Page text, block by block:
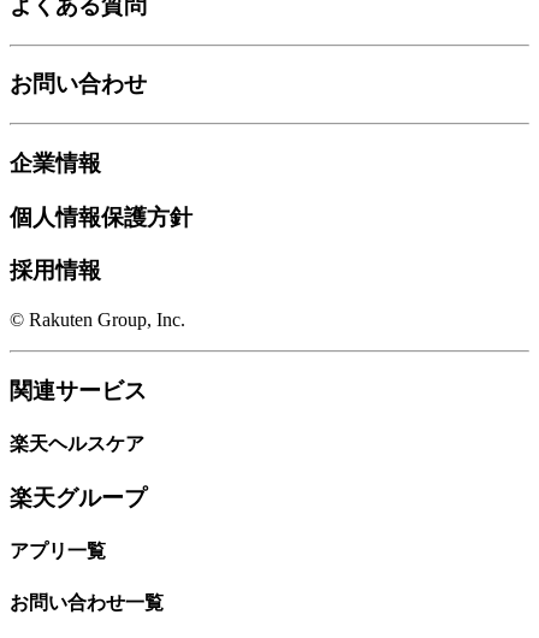
よくある質問
お問い合わせ
企業情報
個人情報保護方針
採用情報
© Rakuten Group, Inc.
関連サービス
楽天ヘルスケア
楽天グループ
アプリ一覧
お問い合わせ一覧